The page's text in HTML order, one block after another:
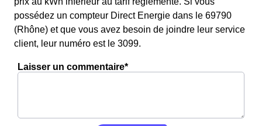
possédez un compteur Direct Energie dans le 69790
(Rhône) et que vous avez besoin de joindre leur service
client, leur numéro est le 3099.
Laisser un commentaire*